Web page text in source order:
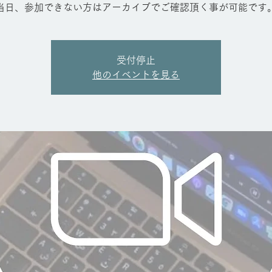
日、参加できない方はアーカイブでご確認頂く事が可能です
受付停止
他のイベントを見る